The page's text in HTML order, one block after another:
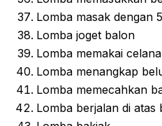
Lomba masak dengan
Lomba joget balon
Lomba memakai
Lomba menangkap
Lomba memecahkan
Lomba berjalan di atas